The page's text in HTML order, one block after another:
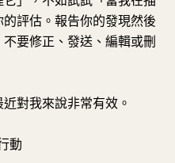
評估。報告你的發現然後
要修正、發送、編輯或刪
對我來說非常有效。
動